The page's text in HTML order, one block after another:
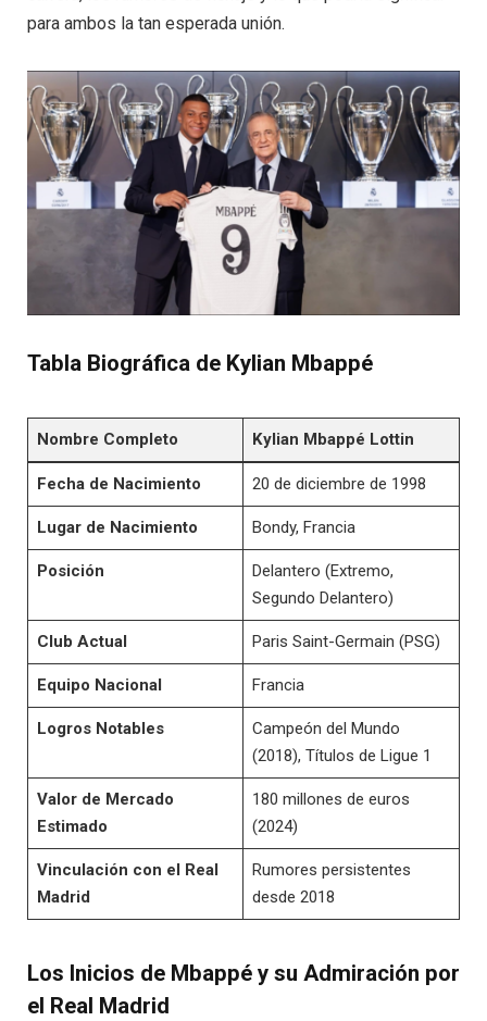
para ambos la tan esperada unión.
Tabla Biográfica de Kylian Mbappé
Nombre Completo Kylian Mbappé Lottin
Fecha de Nacimiento 20 de diciembre de 1998
Lugar de Nacimiento Bondy, Francia
Posición
Delantero (Extremo,
Segundo Delantero)
Club Actual Paris Saint-Germain (PSG)
Equipo Nacional Francia
Logros Notables
Campeón del Mundo
(2018), Títulos de Ligue 1
Valor de Mercado
Estimado
180 millones de euros
(2024)
Vinculación con el Real
Madrid
Rumores persistentes
desde 2018
Los Inicios de Mbappé y su Admiración por
el Real Madrid